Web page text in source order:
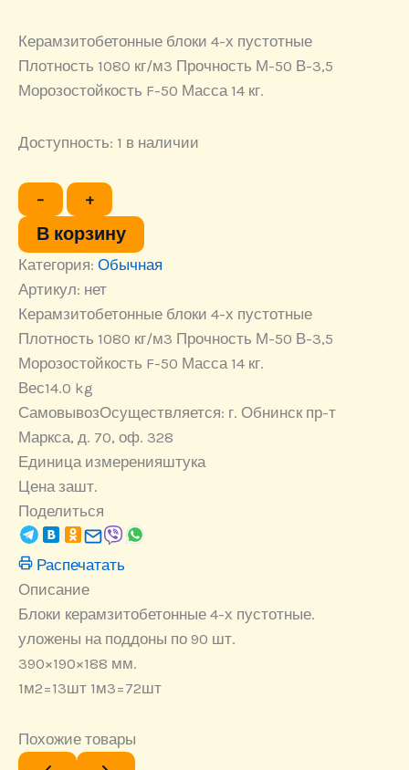
Керамзитобетонные блоки 4-х пустотные
Плотность 1080 кг/м3 Прочность М-50 В-3,5
Морозостойкость F-50 Масса 14 кг.
Доступность: 1 в наличии
−
Количество
товара
Керамзитобетонные
блоки
4-
пустотные
+
В корзину
Категория: Обычная
Артикул: нет
Керамзитобетонные блоки 4-х пустотные
Плотность 1080 кг/м3 Прочность М-50 В-3,5
Морозостойкость F-50 Масса 14 кг.
Вес14.0 kg
СамовывозОсуществляется: г. Обнинск пр-т
Маркса, д. 70, оф. 328
Единица измеренияштука
Цена зашт.
Поделиться
Распечатать
Описание
Блоки керамзитобетонные 4-х пустотные.
уложены на поддоны по 90 шт.
390×190×188 мм.
1м2=13шт 1м3=72шт
Похожие товары